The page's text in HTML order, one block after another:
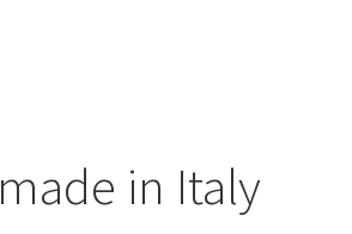
made in Italy